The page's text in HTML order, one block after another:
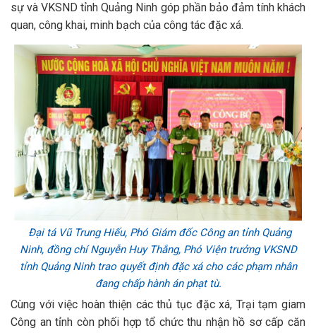
sự và VKSND tỉnh Quảng Ninh góp phần bảo đảm tính khách
quan, công khai, minh bạch của công tác đặc xá.
Đại tá Vũ Trung Hiếu, Phó Giám đốc Công an tỉnh Quảng
Ninh, đồng chí Nguyễn Huy Thắng, Phó Viện trưởng VKSND
tỉnh Quảng Ninh trao quyết định đặc xá cho các phạm nhân
đang chấp hành án phạt tù.
Cùng với việc hoàn thiện các thủ tục đặc xá, Trại tạm giam
Công an tỉnh còn phối hợp tổ chức thu nhận hồ sơ cấp căn